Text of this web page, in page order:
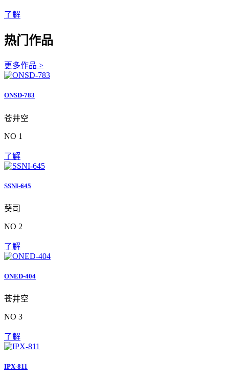
了解
热门作品
更多作品 >
ONSD-783
苍井空
NO 1
了解
SSNI-645
葵司
NO 2
了解
ONED-404
苍井空
NO 3
了解
IPX-811